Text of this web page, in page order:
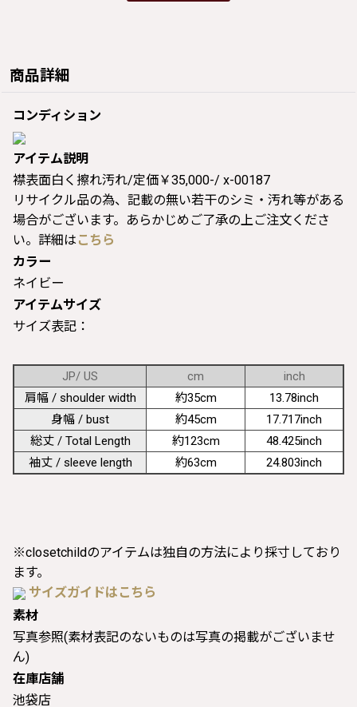
商品詳細
コンディション
アイテム説明
襟表面白く擦れ汚れ/定価￥35,000-/ x-00187
リサイクル品の為、記載の無い若干のシミ・汚れ等がある
場合がございます。あらかじめご了承の上ご注文くださ
い。詳細は こちら
カラー
ネイビー
アイテムサイズ
サイズ表記：
JP/ US cm
inch
肩幅 / shoulder width
約35cm
13.78inch
身幅 / bust
約45cm
17.717inch
総丈 / Total Length
約123cm
48.425inch
袖丈 / sleeve length
約63cm 24.803inch
※closetchildのアイテムは独自の方法により採寸しており
ます。
サイズガイドはこちら
素材
写真参照(素材表記のないものは写真の掲載がございませ
ん)
在庫店舗
池袋店